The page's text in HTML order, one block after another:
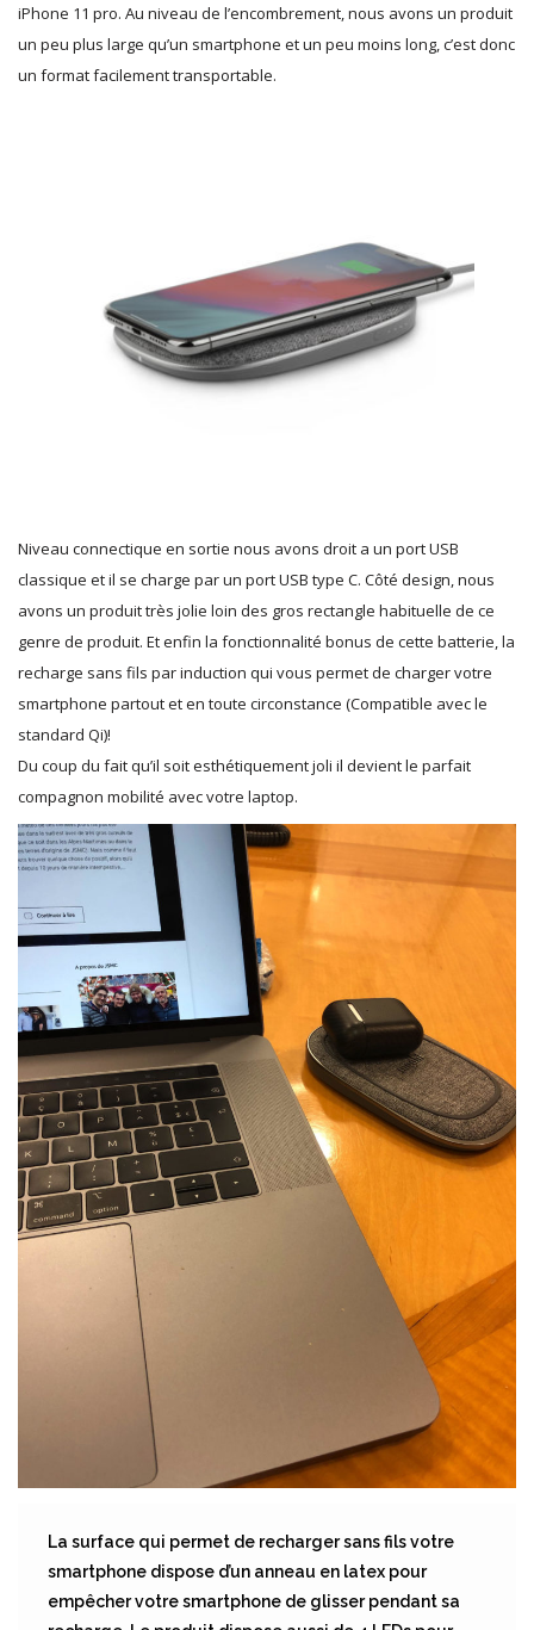
iPhone 11 pro. Au niveau de l’encombrement, nous avons un produit
un peu plus large qu’un smartphone et un peu moins long, c’est donc
un format facilement transportable.
Niveau connectique en sortie nous avons droit a un port USB
classique et il se charge par un port USB type C. Côté design, nous
avons un produit très jolie loin des gros rectangle habituelle de ce
genre de produit. Et enfin la fonctionnalité bonus de cette batterie, la
recharge sans fils par induction qui vous permet de charger votre
smartphone partout et en toute circonstance (Compatible avec le
standard Qi)!
Du coup du fait qu’il soit esthétiquement joli il devient le parfait
compagnon mobilité avec votre laptop.
La surface qui permet de recharger sans fils votre
smartphone dispose d’un anneau en latex pour
empêcher votre smartphone de glisser pendant sa